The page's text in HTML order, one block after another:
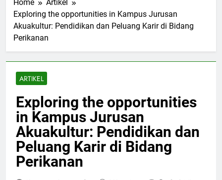
Home
Artikel
Exploring the opportunities in Kampus Jurusan
Akuakultur: Pendidikan dan Peluang Karir di Bidang
Perikanan
ARTIKEL
Exploring the opportunities
in Kampus Jurusan
Akuakultur: Pendidikan dan
Peluang Karir di Bidang
Perikanan